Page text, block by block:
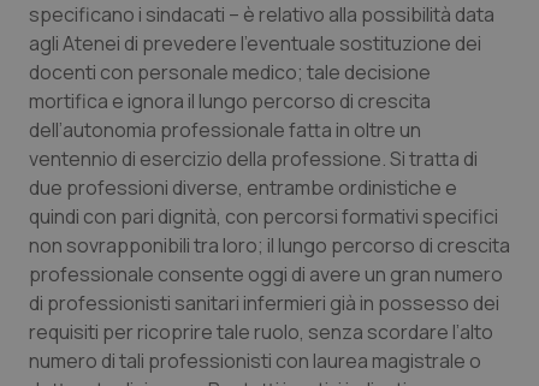
Psoriasi & pelle
Quotidiano Cardiologia
Quotidiano Chirurgia
Quotidiano Oncologia
Quotidiano Pediatria
Rene & patologie urogenitali
specificano i sindacati – è relativo alla possibilità data
agli Atenei di prevedere l’eventuale sostituzione dei
docenti con personale medico; tale decisione
mortifica e ignora il lungo percorso di crescita
dell’autonomia professionale fatta in oltre un
ventennio di esercizio della professione. Si tratta di
due professioni diverse, entrambe ordinistiche e
quindi con pari dignità, con percorsi formativi specifici
non sovrapponibili tra loro; il lungo percorso di crescita
professionale consente oggi di avere un gran numero
di professionisti sanitari infermieri già in possesso dei
requisiti per ricoprire tale ruolo, senza scordare l’alto
numero di tali professionisti con laurea magistrale o